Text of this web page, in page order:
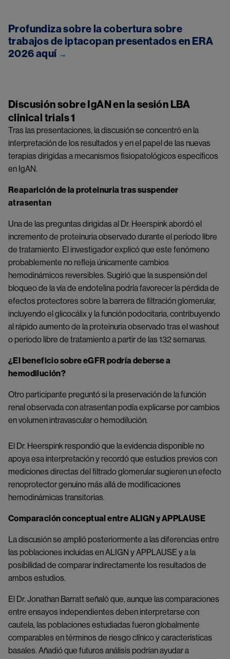
Profundiza sobre la cobertura sobre
trabajos de iptacopan presentados en ERA
2026 aquí →
Discusión sobre IgAN en la sesión LBA
clinical trials 1
Tras las presentaciones, la discusión se concentró en la
interpretación de los resultados y en el papel de las nuevas
terapias dirigidas a mecanismos fisiopatológicos específicos
en IgAN.
Reaparición de la proteinuria tras suspender
atrasentan
Una de las preguntas dirigidas al Dr. Heerspink abordó el
incremento de proteinuria observado durante el período libre
de tratamiento. El investigador explicó que este fenómeno
probablemente no refleja únicamente cambios
hemodinámicos reversibles. Sugirió que la suspensión del
bloqueo de la vía de endotelina podría favorecer la pérdida de
efectos protectores sobre la barrera de filtración glomerular,
incluyendo el glicocálix y la función podocitaria, contribuyendo
al rápido aumento de la proteinuria observado tras el washout
o periodo libre de tratamiento a partir de las 132 semanas.
¿El beneficio sobre eGFR podría deberse a
hemodilución?
Otro participante preguntó si la preservación de la función
renal observada con atrasentan podía explicarse por cambios
en volumen intravascular o hemodilución.
El Dr. Heerspink respondió que la evidencia disponible no
apoya esa interpretación y recordó que estudios previos con
mediciones directas del filtrado glomerular sugieren un efecto
renoprotector genuino más allá de modificaciones
hemodinámicas transitorias.
Comparación conceptual entre ALIGN y APPLAUSE
La discusión se amplió posteriormente a las diferencias entre
las poblaciones incluidas en ALIGN y APPLAUSE y a la
posibilidad de comparar indirectamente los resultados de
ambos estudios.
El Dr. Jonathan Barratt señaló que, aunque las comparaciones
entre ensayos independientes deben interpretarse con
cautela, las poblaciones estudiadas fueron globalmente
comparables en términos de riesgo clínico y características
basales. Añadió que futuros análisis podrían ayudar a